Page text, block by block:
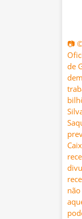
📷
de